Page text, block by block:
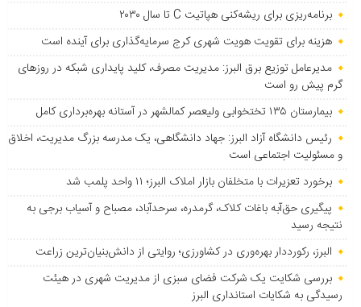
برنامه‌ریزی برای ریشه‌کنی هپاتیت C تا سال ۲۰۳۰
هزینه برای تقویت هویت شهری کرج سرمایه‌گذاری برای آینده است
مدیرعامل توزیع برق البرز: مدیریت مصرف، کلید پایداری شبکه در روزهای
گرم پیش رو است
بیمارستان ۱۳۵ تختخوابی ولیعصر کمالشهر در آستانه بهره‌برداری کامل
رئیس دانشگاه آزاد البرز: جهاد دانشگاهی، یک مدرسه بزرگ مدیریت، اخلاق
و مسئولیت اجتماعی است
برخورد تعزیرات با متخلفان بازار املاک البرز؛ ۱۱ واحد پلمب شد
پیگیری حق‌آبه باغات کلاک، گرمدره، سرحدآباد، مصباح و آسیاب برجی به
نتیجه رسید
البرز، رکورددار بهره‌وری در کشاورزی؛ روایتی از دانش‌بنیان‌ترین زراعت
بررسی شکایت یک شرکت فضای سبزی از مدیریت شهری در هیئت
رسیدگی به شکایات استانداری البرز